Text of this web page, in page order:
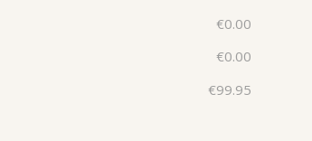
€0.00
€0.00
€99.95